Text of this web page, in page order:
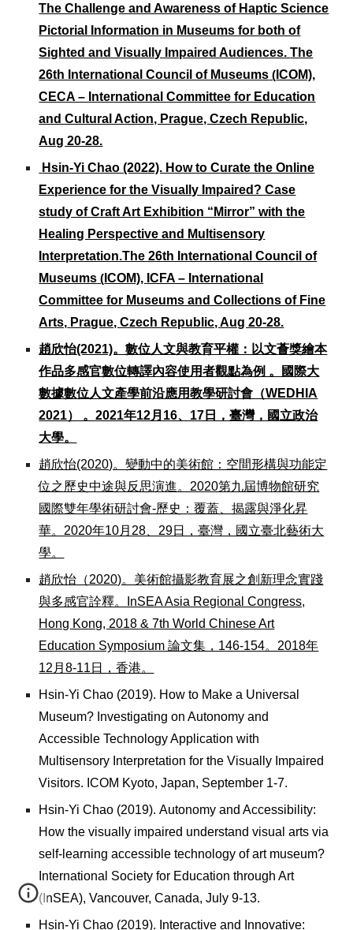
The Challenge and Awareness of Haptic Science
Pictorial Information in Museums for both of
Sighted and Visually Impaired Audiences.The
26th International Council of Museums ( ICOM),
CECA – International Committee for Education
and Cultural Action, Prague, Czech Republic,
Aug 20-28.
Hsin-Yi Chao (2022). How to Curate the Online
Experience for the Visually Impaired? Case
study of Craft Art Exhibition “Mirror” with the
Healing Perspective and Multisensory
Interpretation.The 26th International Council of
Museums ( ICOM), ICFA – International
Committee for Museums and Collections of Fine
Arts, Prague, Czech Republic, Aug 20-28.
趙欣怡(2021)。數位人文與教育平權：以文薈獎繪本
作品多感官數位轉譯內容使用者觀點為例 。國際大
數據數位人文產學前沿應用教學研討會（WEDHIA
2021） 。2021年12月16、17日，臺灣，國立政治
大學。
趙欣怡(2020)。變動中的美術館：空間形構與功能定
位之歷史中途與反思演進。2020第九屆博物館研究
國際雙年學術研討會-歷史：覆蓋、揭露與淨化昇
華。2020年10月28、29日，臺灣，國立臺北藝術大
學。
趙欣怡（2020)。美術館攝影教育展之創新理念實踐
與多感官詮釋。InSEA Asia Regional Congress,
Hong Kong, 2018 & 7th World Chinese Art
Education Symposium 論文集，146-154。2018年
12月8-11日，香港。
Hsin-Yi Chao (2019). How to Make a Universal
Museum? Investigating on Autonomy and
Accessible Technology Application with
Multisensory Interpretation for the Visually Impaired
Visitors. ICOM Kyoto, Japan, September 1-7.
Hsin-Yi Chao (2019).Autonomy and Accessibility:
How the visually impaired understand visual arts via
self-learning accessible technology of art museum?
International Society for Education through Art
(InSEA), Vancouver, Canada, July 9-13.
Hsin-Yi Chao (2019). Interactive and Innovative: